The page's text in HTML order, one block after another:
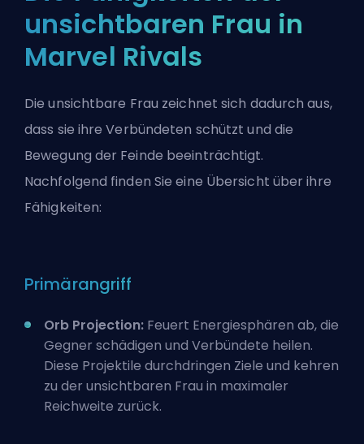
unsichtbaren Frau in
Marvel Rivals
Die unsichtbare Frau zeichnet sich dadurch aus,
dass sie ihre Verbündeten schützt und die
Bewegung der Feinde beeinträchtigt.
Nachfolgend finden Sie eine Übersicht über ihre
Fähigkeiten:
Primärangriff
Orb Projection: Feuert Energiesphären ab, die
Gegner schädigen und Verbündete heilen.
Diese Projektile durchdringen Ziele und kehren
zu der unsichtbaren Frau in maximaler
Reichweite zurück.